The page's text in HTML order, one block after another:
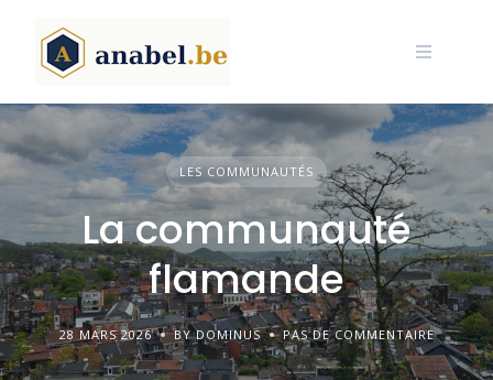
content
LES COMMUNAUTÉS
La communauté
flamande
28 MARS 2026 BY DOMINUS PAS DE COMMENTAIRE